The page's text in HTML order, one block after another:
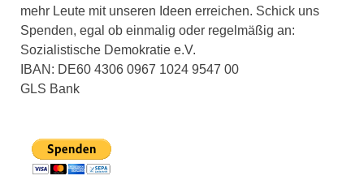
mehr Leute mit unseren Ideen erreichen. Schick uns
Spenden, egal ob einmalig oder regelmäßig an:
Sozialistische Demokratie e.V.
IBAN: DE60 4306 0967 1024 9547 00
GLS Bank